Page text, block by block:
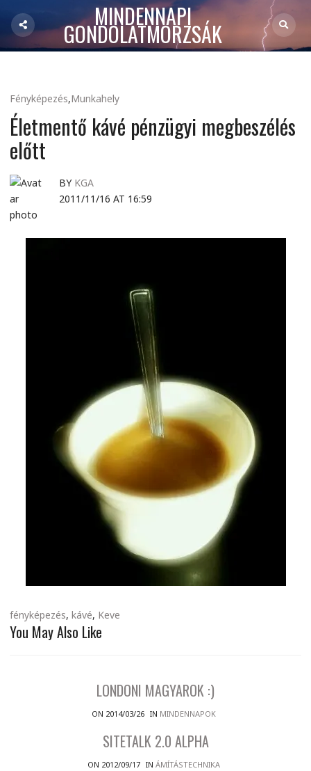
MINDENNAPI
GONDOLATMORZSÁK
Fényképezés,Munkahely
Életmentő kávé pénzügyi megbeszélés
előtt
BY KGA
2011/11/16 AT 16:59
fényképezés, kávé, Keve
You May Also Like
LONDONI MAGYAROK :)
ON 2014/03/26 IN MINDENNAPOK
SITETALK 2.0 ALPHA
ON 2012/09/17 IN ÁMÍTÁSTECHNIKA